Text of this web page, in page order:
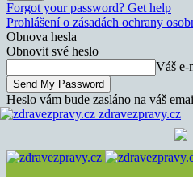
Forgot your password? Get help
Prohlášení o zásadách ochrany
Obnova hesla
Obnovit své heslo
Váš e-
Heslo vám bude zasláno na váš
zdravezpravy.cz